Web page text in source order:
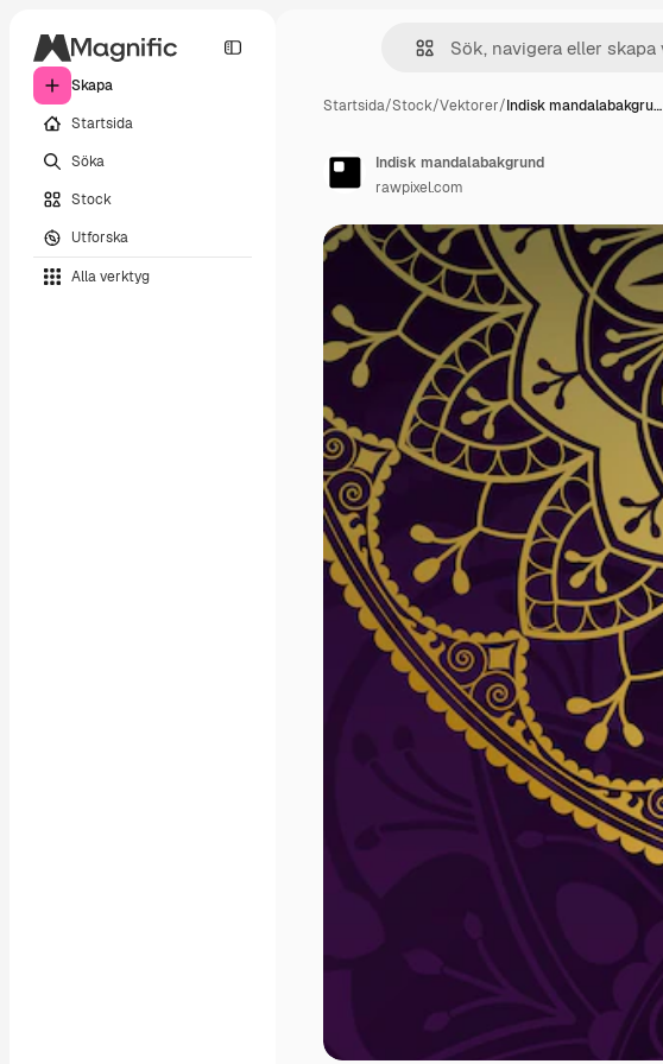
Skapa
Startsida
Söka
Stock
Utforska
Alla verktyg
Startsida/Stock/Vektorer/Indisk mandalabakgru…
Indisk mandalabakgrund
rawpixel.com